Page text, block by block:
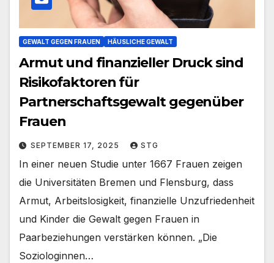
GEWALT GEGEN FRAUEN HÄUSLICHE GEWALT
Armut und finanzieller Druck sind
Risikofaktoren für
Partnerschaftsgewalt gegenüber
Frauen
SEPTEMBER 17, 2025 STG
In einer neuen Studie unter 1667 Frauen zeigen
die Universitäten Bremen und Flensburg, dass
Armut, Arbeitslosigkeit, finanzielle Unzufriedenheit
und Kinder die Gewalt gegen Frauen in
Paarbeziehungen verstärken können. „Die
Soziologinnen…